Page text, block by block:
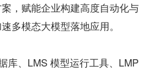
，赋能企业构建高度自动化与
多模态大模型落地应用。
库、LMS 模型运行工具、LMP